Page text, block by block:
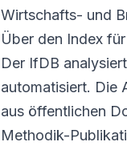
Wirtschafts- und
Über den Index
Der IfDB
automatisiert. Die
aus öffentlichen
Methodik-